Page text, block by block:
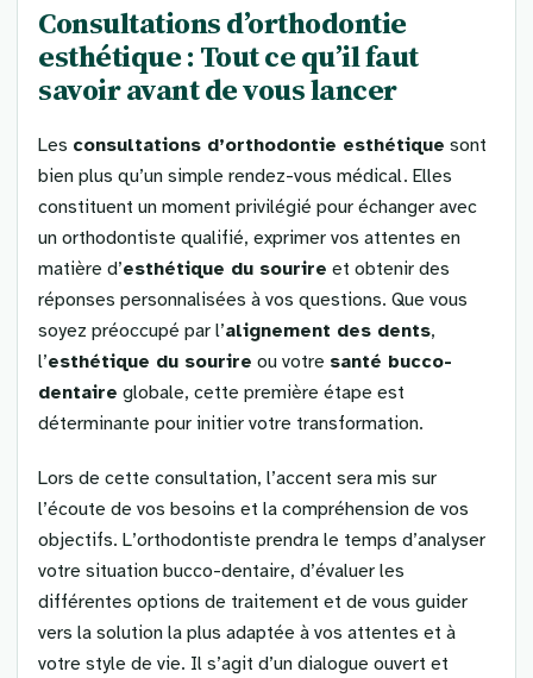
Consultations d’orthodontie
esthétique : Tout ce qu’il faut
savoir avant de vous lancer
Les consultations d’orthodontie esthétique sont
bien plus qu’un simple rendez-vous médical. Elles
constituent un moment privilégié pour échanger avec
un orthodontiste qualifié, exprimer vos attentes en
matière d’esthétique du sourire et obtenir des
réponses personnalisées à vos questions. Que vous
soyez préoccupé par l’alignement des dents,
l’esthétique du sourire ou votre santé bucco-
dentaire globale, cette première étape est
déterminante pour initier votre transformation.
Lors de cette consultation, l’accent sera mis sur
l’écoute de vos besoins et la compréhension de vos
objectifs. L’orthodontiste prendra le temps d’analyser
votre situation bucco-dentaire, d’évaluer les
différentes options de traitement et de vous guider
vers la solution la plus adaptée à vos attentes et à
votre style de vie. Il s’agit d’un dialogue ouvert et